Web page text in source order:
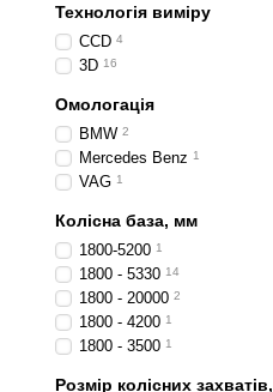
Технологія виміру
CCD 4
3D 16
Омологація
BMW 2
Mercedes Benz 1
VAG 1
Колісна база, мм
1800-5200 1
1800 - 5330 14
1800 - 20000 2
1800 - 4200 1
1800 - 3500 1
Розмір колісних захватів,